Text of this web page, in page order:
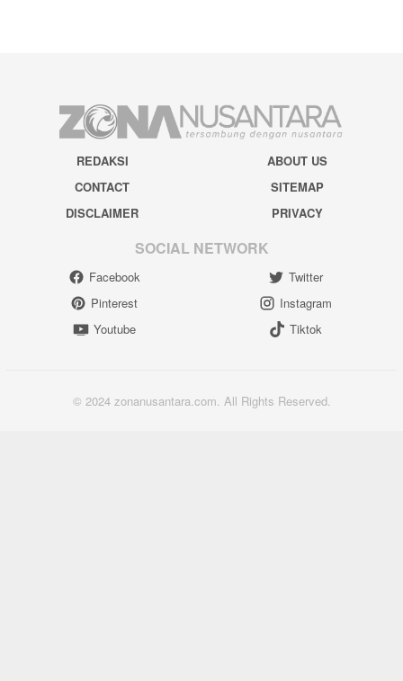
REDAKSI
ABOUT US
CONTACT
SITEMAP
DISCLAIMER
PRIVACY
SOCIAL NETWORK
Facebook
Twitter
Pinterest
Instagram
Youtube
Tiktok
© 2024 zonanusantara.com. All Rights Reserved.